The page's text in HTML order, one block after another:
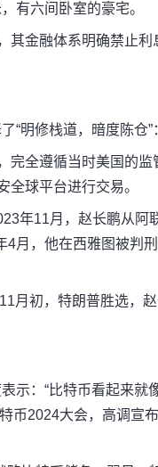
有六间卧室的豪宅。
其金融体系明确禁止
“明修栈道，暗度陈仓”
完全遵循当时美国的
全球平台进行交易。
年11月，赵长鹏从
月，他在西雅图被判刑
月 初，特朗普胜选，
示：“比特币看起来就
2024大会，高调宣